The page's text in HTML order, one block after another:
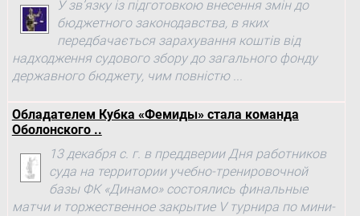
У зв’язку із підготовкою внесення змін до
бюджетного законодавства, в яких
передбачається зарахування коштів від
надходження судового збору до загального фонду
державного бюджету, чим повністю ...
Обладателем Кубка «Фемиды» стала команда
Оболонского ..
13 декабря с. г. в преддверии Дня работников
суда на территории учебно-тренировочной
базы ФК «Динамо» состоялись финальные
матчи и торжественное закрытие V турнира по мини-